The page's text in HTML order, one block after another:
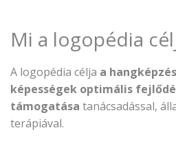
Mi a logopédia
A logopédia célja a
képességek optimális
támogatása tanácsadással,
terápiával.